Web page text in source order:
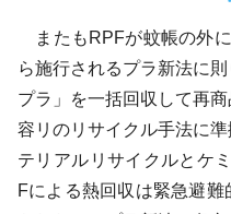
またもRPFが蚊帳の外
ら施行されるプラ新法に
プラ」を一括回収して再
容リのリサイクル手法に
テリアルリサイクルとケ
Fによる熱回収は緊急避